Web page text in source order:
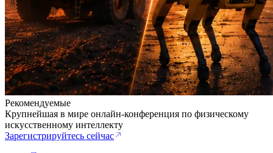
Рекомендуемые
Крупнейшая в мире онлайн-конференция по физическому
искусственному интеллекту
Зарегистрируйтесь сейчас